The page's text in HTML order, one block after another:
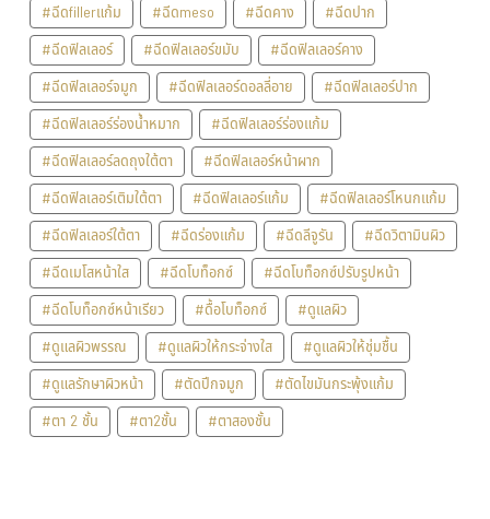
#ฉีดfillerแก้ม
#ฉีดmeso #ฉีดคาง
#ฉีดปาก
#ฉีดฟิลเลอร์
#ฉีดฟิลเลอร์ขมับ
#ฉีดฟิลเลอร์คาง
#ฉีดฟิลเลอร์จมูก
#ฉีดฟิลเลอร์ดอลลี่อาย
#ฉีดฟิลเลอร์ปาก
#ฉีดฟิลเลอร์ร่องน้ำหมาก
#ฉีดฟิลเลอร์ร่องแก้ม
#ฉีดฟิลเลอร์ลดถุงใต้ตา
#ฉีดฟิลเลอร์หน้าผาก
#ฉีดฟิลเลอร์เติมใต้ตา
#ฉีดฟิลเลอร์แก้ม
#ฉีดฟิลเลอร์โหนกแก้ม
#ฉีดฟิลเลอร์ใต้ตา
#ฉีดร่องแก้ม #ฉีดลีจูรัน
#ฉีดวิตามินผิว
#ฉีดเมโสหน้าใส
#ฉีดโบท็อกซ์
#ฉีดโบท็อกซ์ปรับรูปหน้า
#ฉีดโบท็อกซ์หน้าเรียว
#ดื้อโบท็อกซ์
#ดูแลผิว
#ดูแลผิวพรรณ
#ดูแลผิวให้กระจ่างใส
#ดูแลผิวให้ชุ่มชื้น
#ดูแลรักษาผิวหน้า
#ตัดปีกจมูก
#ตัดไขมันกระพุ้งแก้ม
#ตา 2 ชั้น
#ตา2ชั้น #ตาสองชั้น